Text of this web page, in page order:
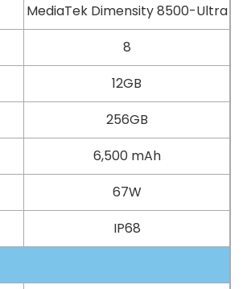
方畫面輕鬆掌握
表現上延續徠卡光學影像系統，讓日常
社群分享都能擁有更具質感的成像效
頭主相機配置，包含 5,000 萬畫素
萬
120 度 15mm 超廣角鏡頭，
115mm 長焦鏡頭，可靈活應對不同拍
攝人物、美食、城市街景，或是壯闊風
細節與自然色彩。其中長焦鏡頭具備 5x
支援最高 120x 數位變焦
Xiaomi 17T 搭配 Leica Live Moment
可快速分享，讓精彩瞬間不必久等就能
MediaTek Dimensity 8500-Ultra
8
12GB
256GB
6,500 mAh
67W
IP68